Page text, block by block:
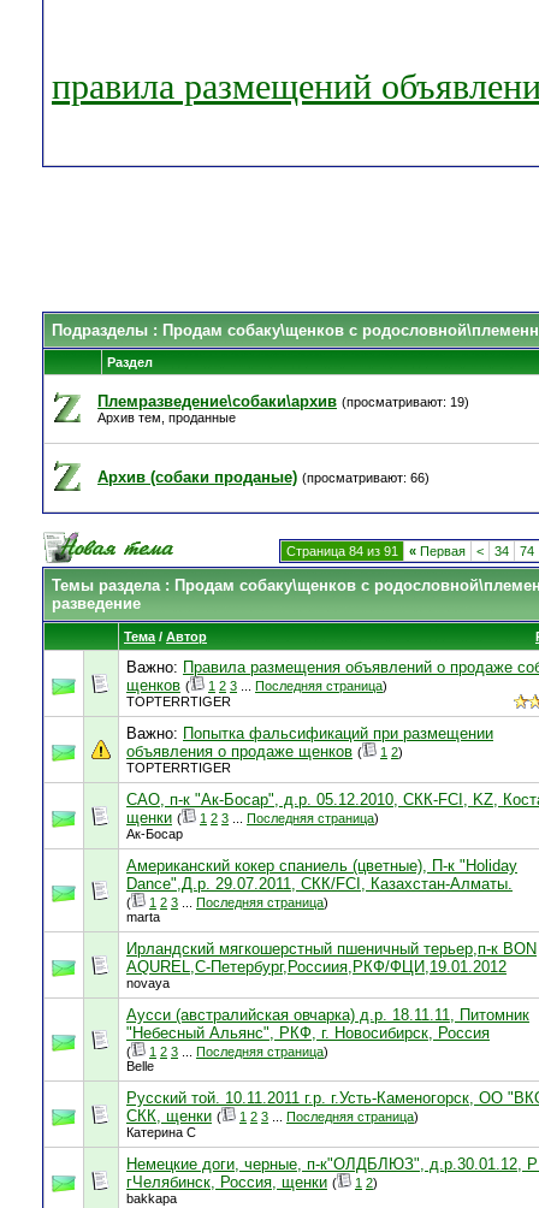
правила размещений
Подразделы : Продам собаку\щенков с
Раздел
Племразведение\собаки\архив (просматривают: 19)
Архив тем, проданные
Архив (собаки проданые) (просматривают: 66)
Страница 84 из 91 « Первая < 34 74
Темы раздела: Продам собаку\щенков с
разведение
Тема / Автор
Важно: Правила размещения объявлений о продаже
щенков ( 1 2 3 Последняя страница)
TOPTERRTIGER
Важно: Попытка фальсификаций при размещении
объявления о продаже щенков ( 1 2)
TOPTERRTIGER
САО, п-к "Ак-Босар", д.р. 05.12.2010, СКК-FCI, KZ,
щенки ( 1 2 3 Последняя страница)
Ак-Босар
Американский кокер спаниель (цветные), П-к "Holiday
Dance",Д.р. 29.07.2011, СКК/FCI, Казахстан-Алматы.
( 1 2 3 Последняя страница)
marta
Ирландский мягкошерстный пшеничный терьер,п-к BON
AQUREL,С-Петербург,Россиия,РКФ/ФЦИ,19.01.2012
novaya
Аусси (австралийская овчарка) д.р. 18.11.11, Питомник
"Небесный Альянс", РКФ, г. Новосибирск, Россия
( 1 2 3 Последняя страница)
Belle
Русский той. 10.11.2011 г.р. г.Усть-Каменогорск, ОО
СКК, щенки ( 1 2 3 Последняя страница)
Катерина С
Немецкие доги, черные, п-к"ОЛДБЛЮЗ", д.р.30.01.12,
гЧелябинск, Россия, щенки ( 1 2)
bakkapa